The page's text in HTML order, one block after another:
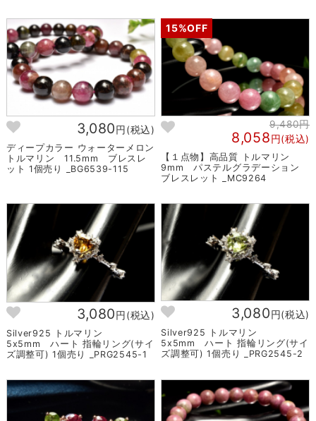
3,080円(税込)
ディープカラー ウォーターメロン
トルマリン 11.5mm ブレスレ
ット 1個売り _BG6539-115
15%OFF
9,480円
8,058円(税込)
【１点物】高品質 トルマリン
9mm パステルグラデーション
ブレスレット _MC9264
3,080円(税込)
Silver925 トルマリン
5x5mm ハート 指輪リング(サイ
ズ調整可) 1個売り _PRG2545-1
3,080円(税込)
Silver925 トルマリン
5x5mm ハート 指輪リング(サイ
ズ調整可) 1個売り _PRG2545-2